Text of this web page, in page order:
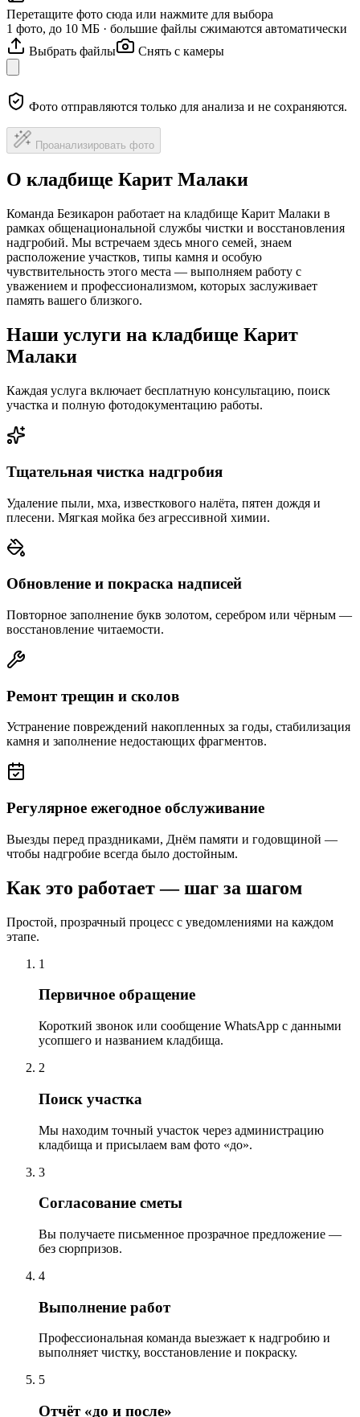
Перетащите фото сюда или нажмите для выбора
1 фото, до 10 МБ · большие файлы сжимаются автоматически
Выбрать файлы
Снять с камеры
Фото отправляются только для анализа и не сохраняются.
Проанализировать фото
О кладбище Карит Малаки
Команда Безикарон работает на кладбище Карит Малаки в
рамках общенациональной службы чистки и восстановления
надгробий. Мы встречаем здесь много семей, знаем
расположение участков, типы камня и особую
чувствительность этого места — выполняем работу с
уважением и профессионализмом, которых заслуживает
память вашего близкого.
Наши услуги на кладбище Карит
Малаки
Каждая услуга включает бесплатную консультацию, поиск
участка и полную фотодокументацию работы.
Тщательная чистка надгробия
Удаление пыли, мха, известкового налёта, пятен дождя и
плесени. Мягкая мойка без агрессивной химии.
Обновление и покраска надписей
Повторное заполнение букв золотом, серебром или чёрным —
восстановление читаемости.
Ремонт трещин и сколов
Устранение повреждений накопленных за годы, стабилизация
камня и заполнение недостающих фрагментов.
Регулярное ежегодное обслуживание
Выезды перед праздниками, Днём памяти и годовщиной —
чтобы надгробие всегда было достойным.
Как это работает — шаг за шагом
Простой, прозрачный процесс с уведомлениями на каждом
этапе.
1
Первичное обращение
Короткий звонок или сообщение WhatsApp с данными
усопшего и названием кладбища.
2
Поиск участка
Мы находим точный участок через администрацию
кладбища и присылаем вам фото «до».
3
Согласование сметы
Вы получаете письменное прозрачное предложение —
без сюрпризов.
4
Выполнение работ
Профессиональная команда выезжает к надгробию и
выполняет чистку, восстановление и покраску.
5
Отчёт «до и после»